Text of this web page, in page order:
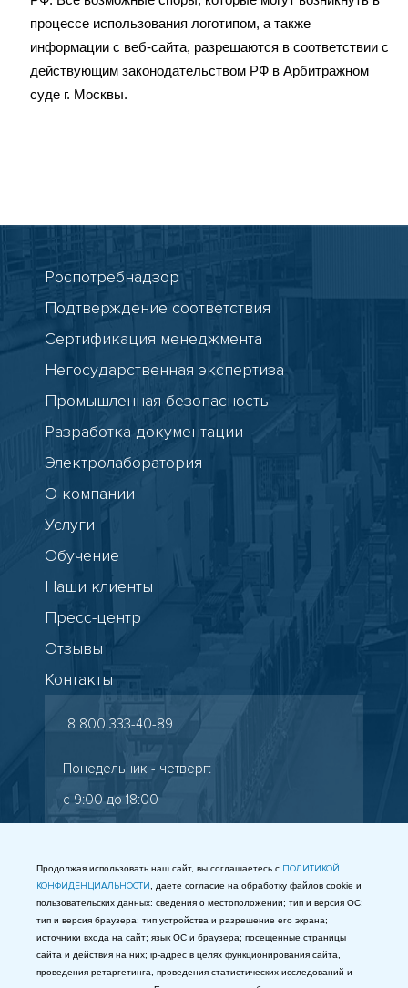
процессе использования логотипом, а также
информации с веб-сайта, разрешаются в соответствии с
действующим законодательством РФ в Арбитражном
суде г. Москвы.
Продолжая использовать наш сайт, вы соглашаетесь с ПОЛИТИКОЙ
КОНФИДЕНЦИАЛЬНОСТИ , даете согласие на обработку файлов cookie и
пользовательских данных: сведения о местоположении; тип и версия ОС;
тип и версия браузера; тип устройства и разрешение его экрана;
источники входа на сайт; язык ОС и браузера; посещенные страницы
сайта и действия на них; ip-адрес в целях функционирования сайта,
проведения ретаргетинга, проведения статистических исследований и
О компании
Услуги
Обучение
Наши клиенты
Пресс-центр
Отзывы
Контакты
8 800 333-40-89
Понедельник - четверг:
с 9:00 до 18:00
Старокалужское шоссе, 65
info@gostest.com
Таможенный союз
МЫ В СОЦСЕТЯХ
Роспотребнадзор
Подтверждение соответствия
Сертификация менеджмента
Негосударственная экспертиза
Промышленная безопасность
Разработка документации
Электролаборатория